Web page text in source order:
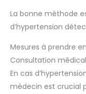
La bonne méthode
d’hypertension
Mesures à prendre
Consultation
En cas
médecin est crucial